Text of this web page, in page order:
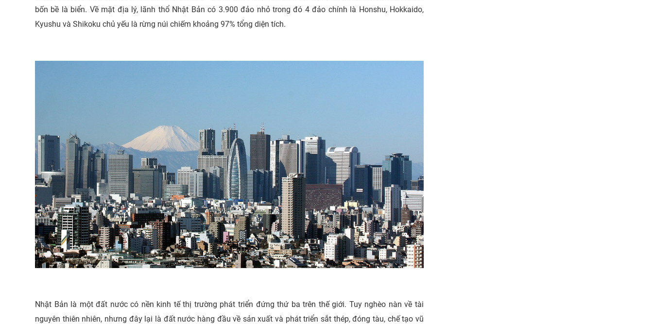
bốn bề là biển. Về mặt địa lý, lãnh thổ Nhật Bản có 3.900 đảo nhỏ trong đó 4 đảo chính là Honshu, Hokkaido,
Kyushu và Shikoku chủ yếu là rừng núi chiếm khoảng 97% tổng diện tích.
Nhật Bản là một đất nước có nền kinh tế thị trường phát triển đứng thứ ba trên thế giới. Tuy nghèo nàn về tài
nguyên thiên nhiên, nhưng đây lại là đất nước hàng đầu về sản xuất và phát triển sắt thép, đóng tàu, chế tạo vũ